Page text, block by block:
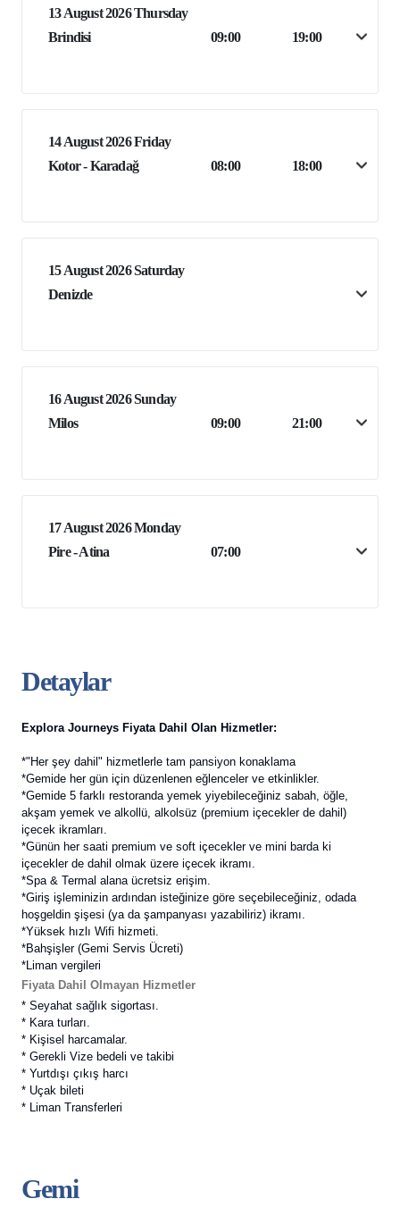
13 August 2026 Thursday
Brindisi
09:00 19:00
14 August 2026 Friday
Kotor - Karadağ
08:00 18:00
15 August 2026 Saturday
Denizde
16 August 2026 Sunday
Milos
09:00 21:00
17 August 2026 Monday
Pire - Atina
07:00
Detaylar
Explora Journeys Fiyata Dahil Olan Hizmetler:
*"Her şey dahil" hizmetlerle tam pansiyon konaklama
*Gemide her gün için düzenlenen eğlenceler ve etkinlikler.
*Gemide 5 farklı restoranda yemek yiyebileceğiniz sabah, öğle,
akşam yemek ve alkollü, alkolsüz (premium içecekler de dahil)
içecek ikramları.
*Günün her saati premium ve soft içecekler ve mini barda ki
içecekler de dahil olmak üzere içecek ikramı.
*Spa & Termal alana ücretsiz erişim.
*Giriş işleminizin ardından isteğinize göre seçebileceğiniz, odada
hoşgeldin şişesi (ya da şampanyası yazabiliriz) ikramı.
*Yüksek hızlı Wifi hizmeti.
*Bahşişler (Gemi Servis Ücreti)
*Liman vergileri
Fiyata Dahil Olmayan Hizmetler
* Seyahat sağlık sigortası.
* Kara turları.
* Kişisel harcamalar.
* Gerekli Vize bedeli ve takibi
* Yurtdışı çıkış harcı
* Uçak bileti
* Liman Transferleri
Gemi